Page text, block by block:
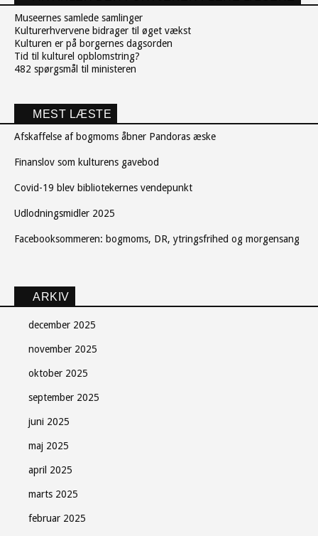
Museernes samlede samlinger
Kulturerhvervene bidrager til øget vækst
Kulturen er på borgernes dagsorden
Tid til kulturel opblomstring?
482 spørgsmål til ministeren
MEST LÆSTE
Afskaffelse af bogmoms åbner Pandoras æske
Finanslov som kulturens gavebod
Covid-19 blev bibliotekernes vendepunkt
Udlodningsmidler 2025
Facebooksommeren: bogmoms, DR, ytringsfrihed og morgensang
ARKIV
december 2025
november 2025
oktober 2025
september 2025
juni 2025
maj 2025
april 2025
marts 2025
februar 2025